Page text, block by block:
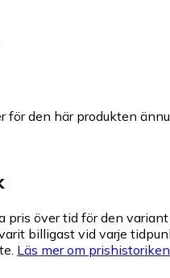
för den här produkten ännu.
pris över tid för den
billigast vid varje
Läs mer om prishistoriken.